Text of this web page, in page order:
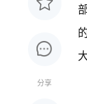
分享